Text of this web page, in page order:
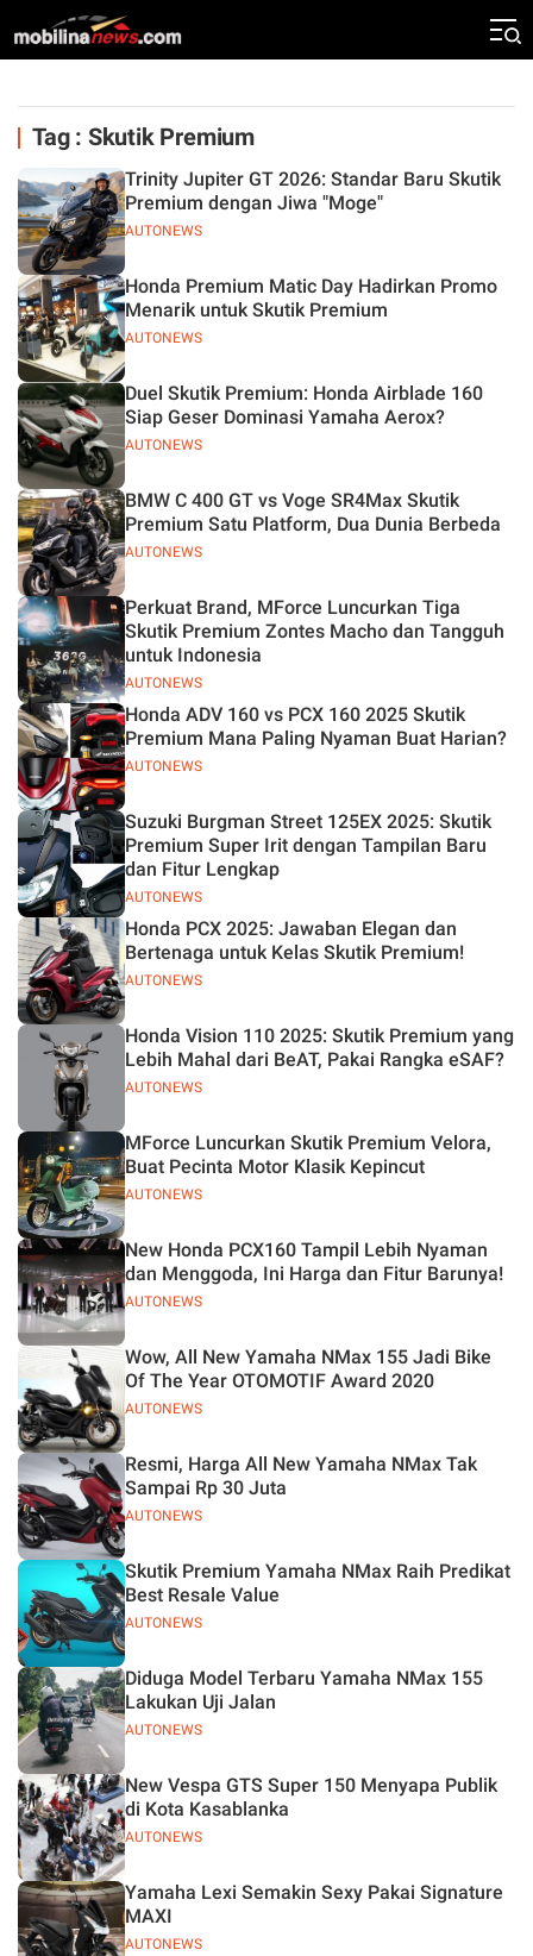
Tag : Skutik Premium
AUTONEWS
Trinity Jupiter GT 2026: Standar Baru Skutik
Premium dengan Jiwa "Moge"
AUTONEWS
Honda Premium Matic Day Hadirkan Promo
Menarik untuk Skutik Premium
AUTONEWS
Duel Skutik Premium: Honda Airblade 160
Siap Geser Dominasi Yamaha Aerox?
AUTONEWS
BMW C 400 GT vs Voge SR4Max Skutik
Premium Satu Platform, Dua Dunia Berbeda
AUTONEWS
Perkuat Brand, MForce Luncurkan Tiga
Skutik Premium Zontes Macho dan Tangguh
untuk Indonesia
AUTONEWS
Honda ADV 160 vs PCX 160 2025 Skutik
Premium Mana Paling Nyaman Buat Harian?
AUTONEWS
Suzuki Burgman Street 125EX 2025: Skutik
Premium Super Irit dengan Tampilan Baru
dan Fitur Lengkap
AUTONEWS
Honda PCX 2025: Jawaban Elegan dan
Bertenaga untuk Kelas Skutik Premium!
AUTONEWS
Honda Vision 110 2025: Skutik Premium yang
Lebih Mahal dari BeAT, Pakai Rangka eSAF?
AUTONEWS
MForce Luncurkan Skutik Premium Velora,
Buat Pecinta Motor Klasik Kepincut
AUTONEWS
New Honda PCX160 Tampil Lebih Nyaman
dan Menggoda, Ini Harga dan Fitur Barunya!
AUTONEWS
Wow, All New Yamaha NMax 155 Jadi Bike
Of The Year OTOMOTIF Award 2020
AUTONEWS
Resmi, Harga All New Yamaha NMax Tak
Sampai Rp 30 Juta
AUTONEWS
Skutik Premium Yamaha NMax Raih Predikat
Best Resale Value
AUTONEWS
Diduga Model Terbaru Yamaha NMax 155
Lakukan Uji Jalan
AUTONEWS
New Vespa GTS Super 150 Menyapa Publik
di Kota Kasablanka
AUTONEWS
Yamaha Lexi Semakin Sexy Pakai Signature
MAXI